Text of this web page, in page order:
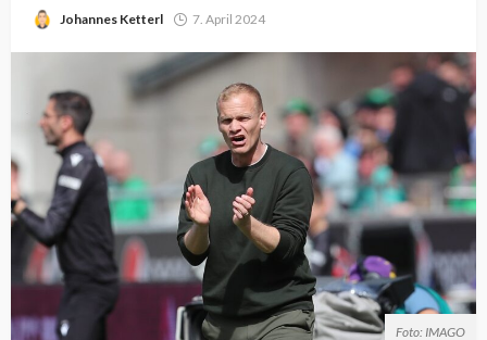
Johannes Ketterl 7. April 2024
Foto: IMAGO